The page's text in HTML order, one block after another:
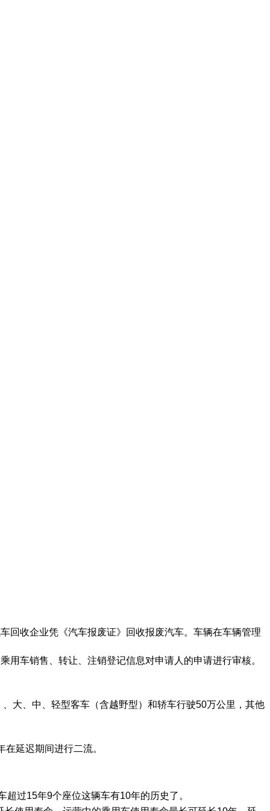
回收企业凭《汽车报废证》回收报废汽车。车辆在车辆管理
车销售、转让、注销登记信息对申请人的申请进行审核。
大、中、轻型客车（含越野型）和轿车行驶50万公里，其他
延迟期间进行二流。
过15年9个座位这辆车有10年的历史了。